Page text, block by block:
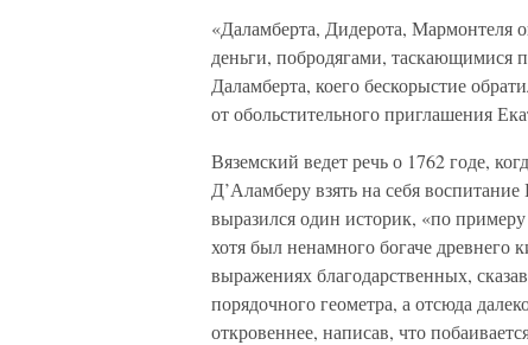
«Даламберта, Дидерота,
деньги, побродягами,
Даламберта, коего бескорыстие
от обольстительного приглашения
Вяземский ведет речь о 1762 годе,
Д’Аламберу взять на себя
выразился один историк, «по
хотя был ненамного богаче древнего
выражениях благодарственных,
порядочного геометра, а отсюда
откровеннее, написав, что